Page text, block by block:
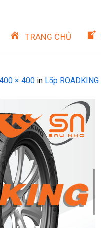
TRANG CHỦ
400 × 400 in Lốp ROADKING